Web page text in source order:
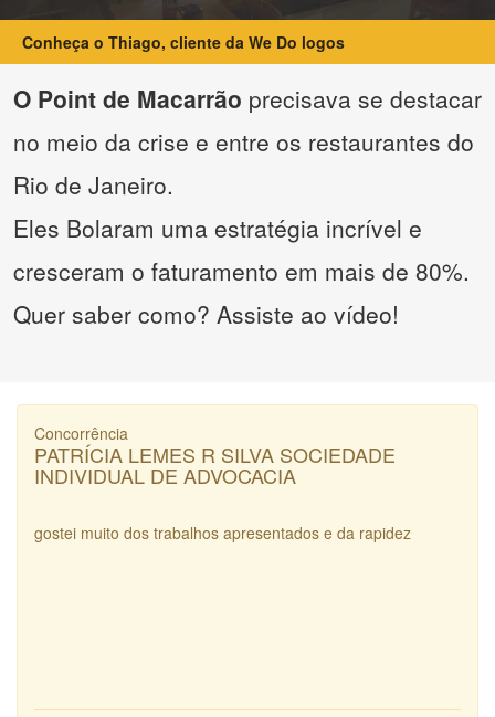
Conheça o Thiago, cliente da We Do logos
O Point de Macarrão precisava se destacar
no meio da crise e entre os restaurantes do
Rio de Janeiro.
Eles Bolaram uma estratégia incrível e
cresceram o faturamento em mais de 80%.
Quer saber como? Assiste ao vídeo!
Concorrência
PATRÍCIA LEMES R SILVA SOCIEDADE
INDIVIDUAL DE ADVOCACIA
gostei muito dos trabalhos apresentados e da rapidez